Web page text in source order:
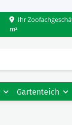
Ihr
m²
Gartenteich